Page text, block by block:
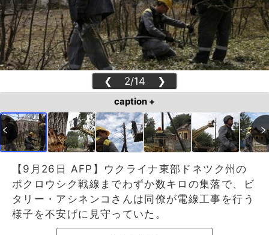
❮ 2/14 ❯
caption +
【9月26日 AFP】ウクライナ東部ドネツク州の
ポクロウシク戦線までわずか数キロの集落で、ビ
タリー・アシネンコさんは同僚が電線工事を行う
様子を不安げに見守っていた。